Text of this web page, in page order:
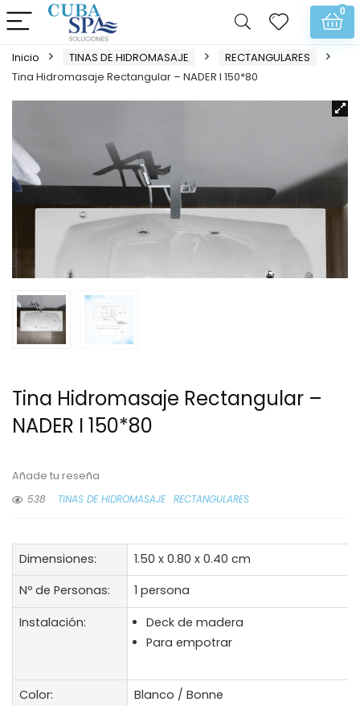
0
Inicio TINAS DE HIDROMASAJE
RECTANGULARES
Tina Hidromasaje Rectangular – NADER I 150*80
Tina Hidromasaje Rectangular –
NADER I 150*80
Añade tu reseña
538
TINAS DE HIDROMASAJE RECTANGULARES
Dimensiones:
1.50 x 0.80 x 0.40 cm
Nº de Personas:
1 persona
Instalación:
Deck de madera
Para empotrar
Color:
Blanco / Bonne